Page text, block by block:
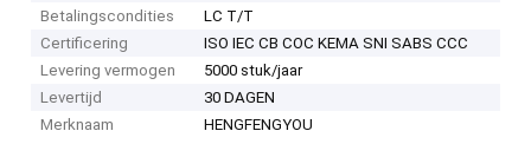
Betalingscondities
LC T/T
Certificering
ISO IEC CB COC KEMA SNI SABS CCC
Levering vermogen
5000 stuk/jaar
Levertijd
30 DAGEN
Merknaam
HENGFENGYOU